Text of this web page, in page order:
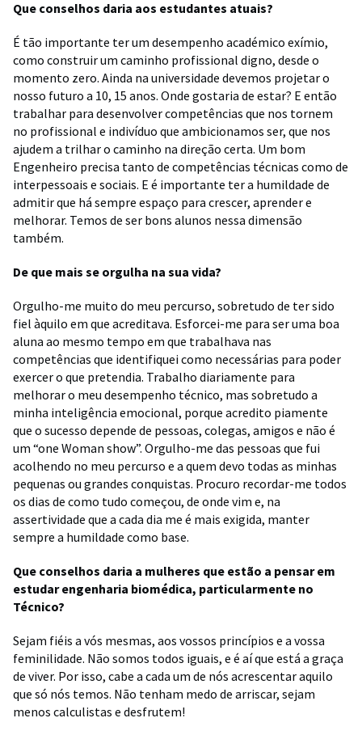
Que conselhos daria aos estudantes atuais?
É tão importante ter um desempenho académico exímio,
como construir um caminho profissional digno, desde o
momento zero. Ainda na universidade devemos projetar o
nosso futuro a 10, 15 anos. Onde gostaria de estar? E então
trabalhar para desenvolver competências que nos tornem
no profissional e indivíduo que ambicionamos ser, que nos
ajudem a trilhar o caminho na direção certa. Um bom
Engenheiro precisa tanto de competências técnicas como de
interpessoais e sociais. E é importante ter a humildade de
admitir que há sempre espaço para crescer, aprender e
melhorar. Temos de ser bons alunos nessa dimensão
também.
De que mais se orgulha na sua vida?
Orgulho-me muito do meu percurso, sobretudo de ter sido
fiel àquilo em que acreditava. Esforcei-me para ser uma boa
aluna ao mesmo tempo em que trabalhava nas
competências que identifiquei como necessárias para poder
exercer o que pretendia. Trabalho diariamente para
melhorar o meu desempenho técnico, mas sobretudo a
minha inteligência emocional, porque acredito piamente
que o sucesso depende de pessoas, colegas, amigos e não é
um “one Woman show”. Orgulho-me das pessoas que fui
acolhendo no meu percurso e a quem devo todas as minhas
pequenas ou grandes conquistas. Procuro recordar-me todos
os dias de como tudo começou, de onde vim e, na
assertividade que a cada dia me é mais exigida, manter
sempre a humildade como base.
Que conselhos daria a mulheres que estão a pensar em
estudar engenharia biomédica, particularmente no
Técnico?
Sejam fiéis a vós mesmas, aos vossos princípios e a vossa
feminilidade. Não somos todos iguais, e é aí que está a graça
de viver. Por isso, cabe a cada um de nós acrescentar aquilo
que só nós temos. Não tenham medo de arriscar, sejam
menos calculistas e desfrutem!